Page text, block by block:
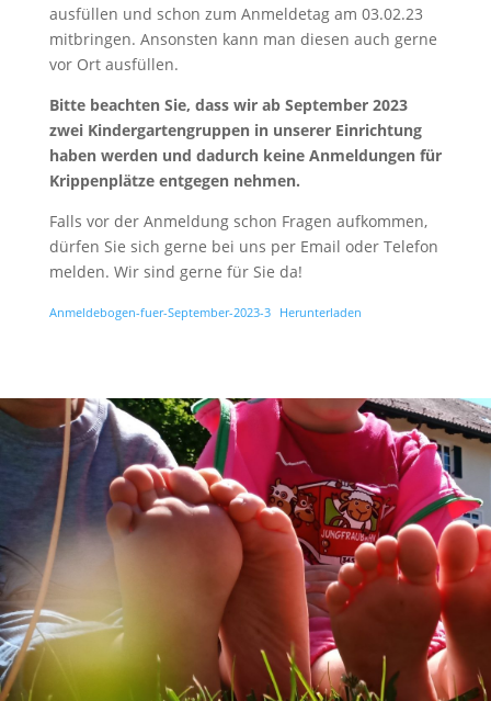
ausfüllen und schon zum Anmeldetag am 03.02.23
mitbringen. Ansonsten kann man diesen auch gerne
vor Ort ausfüllen.
Bitte beachten Sie, dass wir ab September 2023
zwei Kindergartengruppen in unserer Einrichtung
haben werden und dadurch keine Anmeldungen für
Krippenplätze entgegen nehmen.
Falls vor der Anmeldung schon Fragen aufkommen,
dürfen Sie sich gerne bei uns per Email oder Telefon
melden. Wir sind gerne für Sie da!
Anmeldebogen-fuer-September-2023-3 Herunterladen